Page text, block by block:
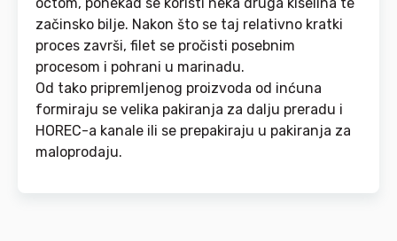
začinsko bilje. Nakon što se taj relativno kratki
proces završi, filet se pročisti posebnim
procesom i pohrani u marinadu.
Od tako pripremljenog proizvoda od inćuna
formiraju se velika pakiranja za dalju preradu i
HOREC-a kanale ili se prepakiraju u pakiranja za
maloprodaju.